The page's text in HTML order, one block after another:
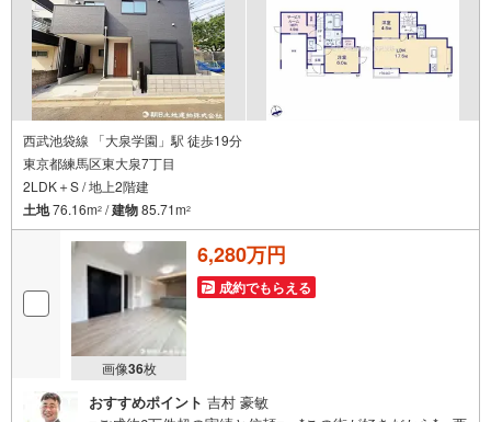
西武池袋線 「大泉学園」駅 徒歩19分
東京都練馬区東大泉7丁目
2LDK＋S / 地上2階建
土地76.16m2 /建物85.71m2
画像36枚
6,280万円
成約でもらえる
おすすめポイント 吉村 豪敏